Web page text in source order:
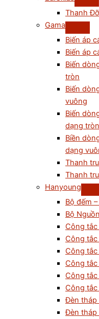
Thanh
Gama
Biến áp
Biến áp
Biến
tròn
Biến
vuông
Biến
dạng tròn
Biền
dạng
Thanh
Thanh
Hanyoung
Bộ đếm
Bộ
Công
Công tắc
Công
Công
Công tắc
Công
Đèn tháp
Đèn tháp